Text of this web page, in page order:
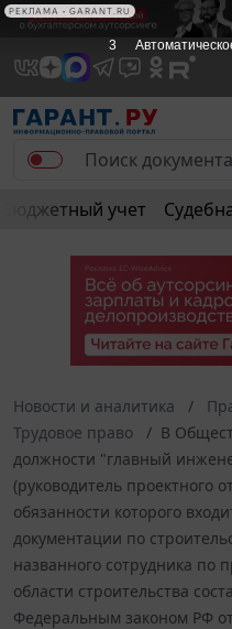
Бюджетный учет
Новости и аналитика
Трудовое право
В
должности "главный
(руководитель проектного
обязанности которого
документации по
названного сотрудника по
области строительства
Федеральным законом РФ
3
РЕКЛАМА • GARANT.RU